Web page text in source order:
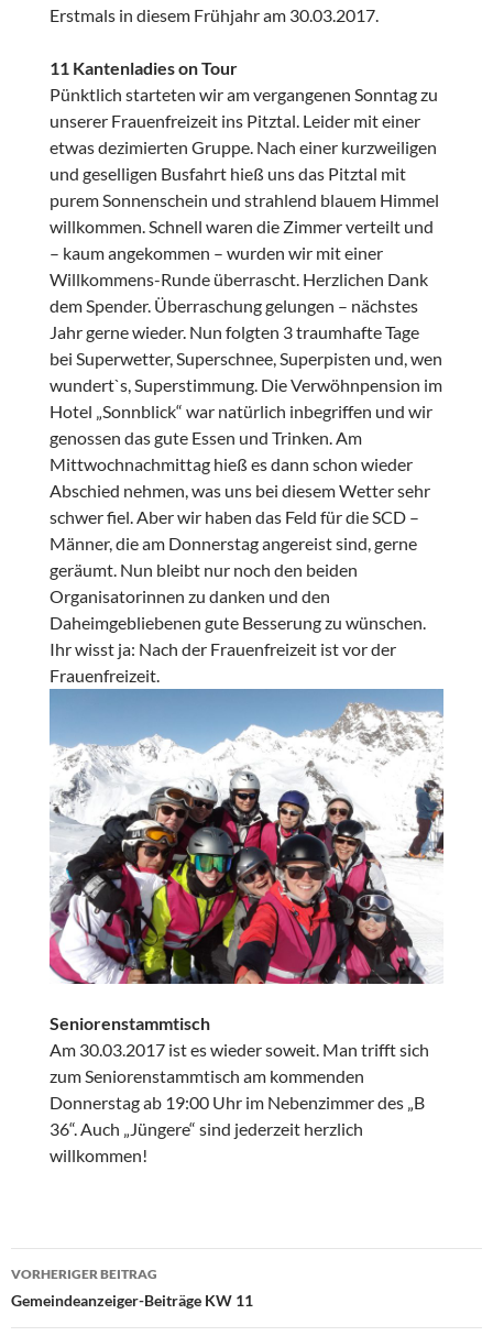
Erstmals in diesem Frühjahr am 30.03.2017.
11 Kantenladies on Tour
Pünktlich starteten wir am vergangenen Sonntag zu
unserer Frauenfreizeit ins Pitztal. Leider mit einer
etwas dezimierten Gruppe. Nach einer kurzweiligen
und geselligen Busfahrt hieß uns das Pitztal mit
purem Sonnenschein und strahlend blauem Himmel
willkommen. Schnell waren die Zimmer verteilt und
– kaum angekommen – wurden wir mit einer
Willkommens-Runde überrascht. Herzlichen Dank
dem Spender. Überraschung gelungen – nächstes
Jahr gerne wieder. Nun folgten 3 traumhafte Tage
bei Superwetter, Superschnee, Superpisten und, wen
wundert`s, Superstimmung. Die Verwöhnpension im
Hotel „Sonnblick“ war natürlich inbegriffen und wir
genossen das gute Essen und Trinken. Am
Mittwochnachmittag hieß es dann schon wieder
Abschied nehmen, was uns bei diesem Wetter sehr
schwer fiel. Aber wir haben das Feld für die SCD –
Männer, die am Donnerstag angereist sind, gerne
geräumt. Nun bleibt nur noch den beiden
Organisatorinnen zu danken und den
Daheimgebliebenen gute Besserung zu wünschen.
Ihr wisst ja: Nach der Frauenfreizeit ist vor der
Frauenfreizeit.
Seniorenstammtisch
Am 30.03.2017 ist es wieder soweit. Man trifft sich
zum Seniorenstammtisch am kommenden
Donnerstag ab 19:00 Uhr im Nebenzimmer des „B
36“. Auch „Jüngere“ sind jederzeit herzlich
willkommen!
Beitragsnavigation
VORHERIGER BEITRAG
Gemeindeanzeiger-Beiträge KW 11